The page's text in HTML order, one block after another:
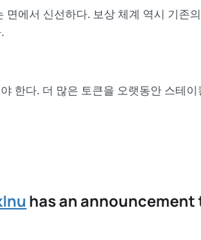
에서 신선하다. 보상 체계 역시 기존
한다. 더 많은 토큰을 오랫동안 스테이
has an announcement